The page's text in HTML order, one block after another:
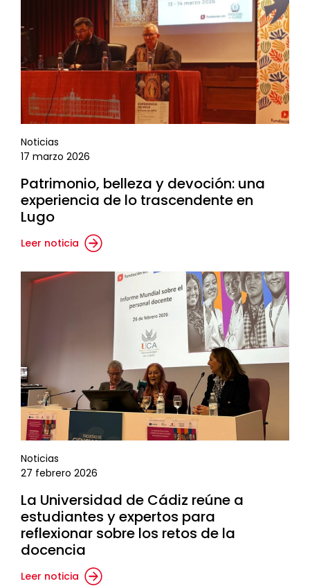
Noticias
17 marzo 2026
Patrimonio, belleza y devoción: una
experiencia de lo trascendente en
Lugo
Leer noticia
Noticias
27 febrero 2026
La Universidad de Cádiz reúne a
estudiantes y expertos para
reflexionar sobre los retos de la
docencia
Leer noticia